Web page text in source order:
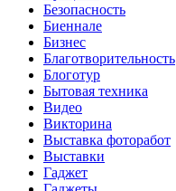
Безопасность
Биеннале
Бизнес
Благотворительность
Блоготур
Бытовая техника
Видео
Викторина
Выставка фоторабот
Выставки
Гаджет